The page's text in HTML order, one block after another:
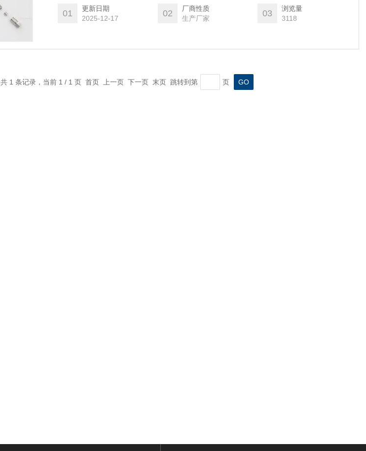
01
更新日期
2025-12-17
02
厂商性质
生产厂家
03
浏览量
3118
共 1 条记录，当前 1 / 1 页 首页 上一页 下一页 末页 跳转到第 页